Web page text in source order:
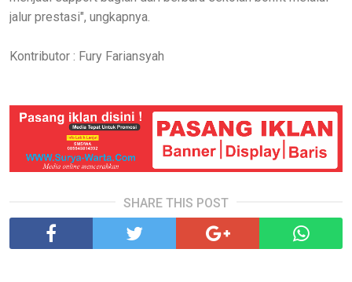
jalur prestasi", ungkapnya.
Kontributor : Fury Fariansyah
SHARE THIS POST